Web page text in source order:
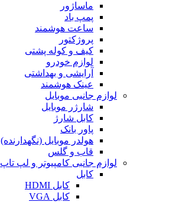
ماساژور
پمپ باد
ساعت هوشمند
پروژکتور
کیف و کوله پشتی
لوازم خودرو
آرایشی و بهداشتی
عینک هوشمند
لوازم جانبی موبایل
شارژر موبایل
کابل شارژ
پاور بانک
هولدر موبایل (نگهدارنده)
قاب و گلس
لوازم جانبی کامپیوتر و لپ تاپ
کابل
کابل HDMI
کابل VGA